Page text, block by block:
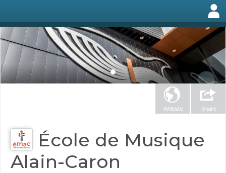
Website Share
École de Musique
Alain-Caron